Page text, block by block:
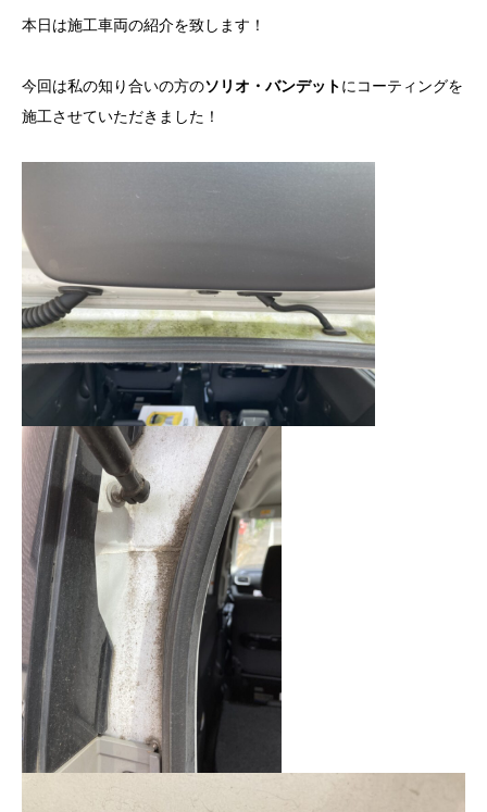
本日は施工車両の紹介を致します！
今回は私の知り合いの方のソリオ・バンデットにコーティングを
施工させていただきました！